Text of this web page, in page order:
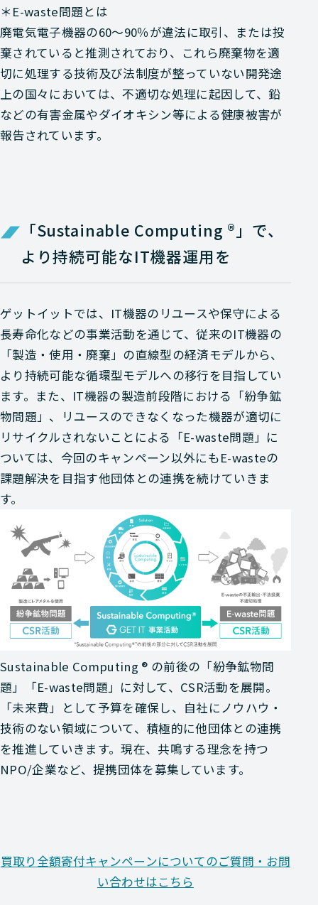
＊E-waste問題とは
廃電気電子機器の60～90％が違法に取引、または投
棄されていると推測されており、これら廃棄物を適
切に処理する技術及び法制度が整っていない開発途
上の国々においては、不適切な処理に起因して、鉛
などの有害金属やダイオキシン等による健康被害が
報告されています。
「Sustainable Computing ®」で、
より持続可能なIT機器運用を
ゲットイットでは、IT機器のリユースや保守による
長寿命化などの事業活動を通じて、従来のIT機器の
「製造・使用・廃棄」の直線型の経済モデルから、
より持続可能な循環型モデルへの移行を目指してい
ます。また、IT機器の製造前段階における「紛争鉱
物問題」、リユースのできなくなった機器が適切に
リサイクルされないことによる「E-waste問題」に
ついては、今回のキャンペーン以外にもE-wasteの
課題解決を目指す他団体との連携を続けていきま
す。
Sustainable Computing ® の前後の「紛争鉱物問
題」「E-waste問題」に対して、CSR活動を展開。
「未来費」として予算を確保し、自社にノウハウ・
技術のない領域について、積極的に他団体との連携
を推進していきます。現在、共鳴する理念を持つ
NPO/企業など、提携団体を募集しています。
買取り全額寄付キャンペーンについてのご質問・お問
い合わせはこちら